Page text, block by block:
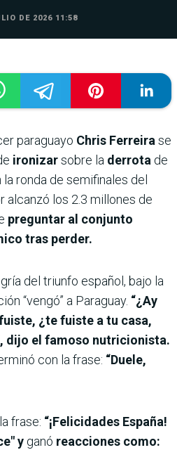
DE 2026 11:58
paraguayo Chris Ferreirase
ironizarsobre la derrota de
la ronda de semifinales del
alcanzó los 2.3 millones de
preguntar al conjunto
tras perder.
del triunfo español, bajo la
“vengó” a Paraguay. “¿Ay
¿te fuiste a tu casa,
dijo el famoso nutricionista.
con la frase: “Duele,
frase: “¡Felicidades España!
y ganó reacciones como: